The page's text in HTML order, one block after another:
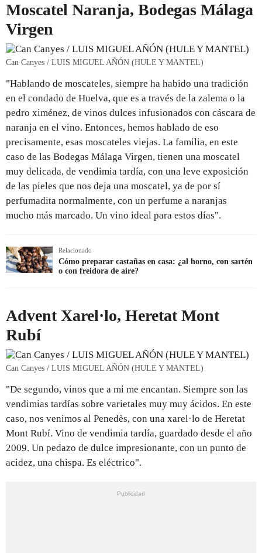
Moscatel Naranja, Bodegas Málaga
Virgen
Can Canyes / LUIS MIGUEL AÑÓN (HULE Y MANTEL)
"Hablando de moscateles, siempre ha habido una tradición
en el condado de Huelva, que es a través de la zalema o la
pedro ximénez, de vinos dulces infusionados con cáscara de
naranja en el vino. Entonces, hemos hablado de eso
precisamente, esas moscateles viejas. La familia, en este
caso de las Bodegas Málaga Virgen, tienen una moscatel
muy delicada, de vendimia tardía, con una leve exposición
de las pieles que nos deja una moscatel, ya de por sí
perfumadita normalmente, con un perfume a naranjas
mucho más marcado. Un vino ideal para estos días".
Relacionado
Cómo preparar castañas en casa: ¿al horno, con sartén
o con freidora de aire?
Advent Xarel·lo, Heretat Mont
Rubí
Can Canyes / LUIS MIGUEL AÑÓN (HULE Y MANTEL)
"De segundo, vinos que a mi me encantan. Siempre son las
vendimias tardías sobre varietales muy muy ácidos. En este
caso, nos venimos al Penedès, con una xarel·lo de Heretat
Mont Rubí. Vino de vendimia tardía, guardado desde el año
2009. Un pedazo de dulce impresionante, con un punto de
acidez, una chispa. Es eléctrico".